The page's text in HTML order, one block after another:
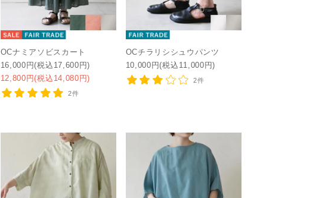
OCナミアソビスカート
16,000円(税込17,600円)
12,800円(税込14,080円)
2件
OCチラリシシュウパンツ
10,000円(税込11,000円)
2件